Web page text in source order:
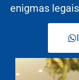
enigmas